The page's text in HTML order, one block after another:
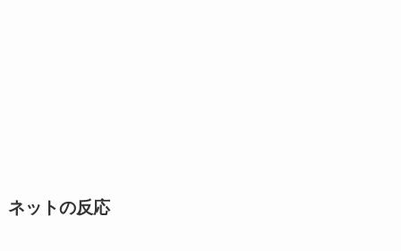
ネットの反応